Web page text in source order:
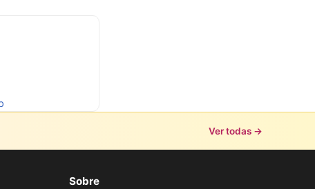
Ver todas →
Sobre